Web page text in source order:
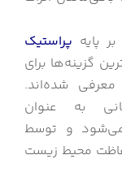
پایه پراستیک
گزینه‌ها برای
شده‌اند.
به عنوان
می‌شود و توسط
محیط زیست